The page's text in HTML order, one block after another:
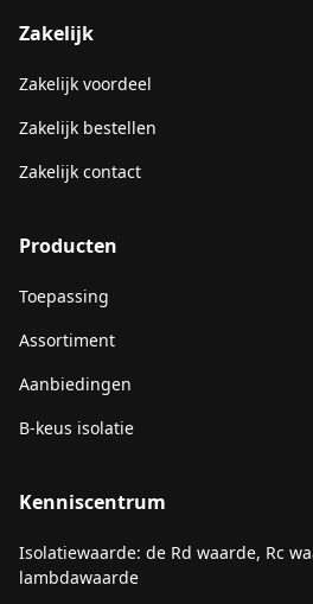
Zakelijk
Zakelijk voordeel
Zakelijk bestellen
Zakelijk contact
Producten
Toepassing
Assortiment
Aanbiedingen
B-keus isolatie
Kenniscentrum
Isolatiewaarde: de Rd waarde, Rc
lambdawaarde